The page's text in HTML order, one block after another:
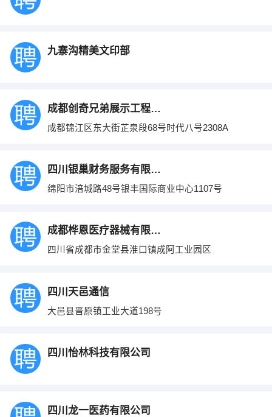
九寨沟精美文印部
成都创奇兄弟展示工程有限公司
成都锦江区东大街芷泉段68号时代八号2308A
四川银巢财务服务有限公司
绵阳市涪城路48号银丰国际商业中心1107号
成都桦恩医疗器械有限责任公司
四川省成都市金堂县淮口镇成阿工业园区
四川天邑通信
大邑县晋原镇工业大道198号
四川怡林科技有限公司
四川龙一医药有限公司